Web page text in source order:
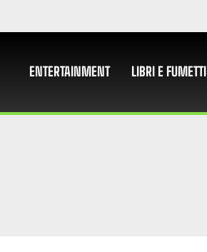
ENTERTAINMENT LIBRI E FUMETTI